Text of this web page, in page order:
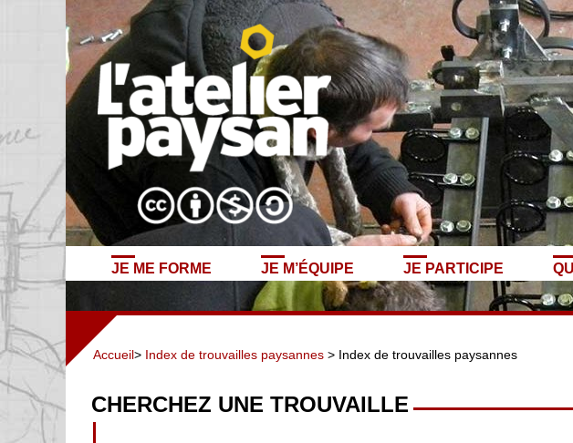
JE ME FORME JE M’ÉQUIPE JE PARTICIPE
Accueil> Index de trouvailles paysannes > Index de trouvailles paysannes
CHERCHEZ UNE TROUVAILLE